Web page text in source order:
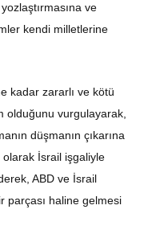
ve
kendi milletlerine
kadar zararlı ve kötü
olduğunu vurgulayarak,
düşmanın çıkarına
olarak İsrail işgaliyle
ABD ve İsrail
parçası haline gelmesi